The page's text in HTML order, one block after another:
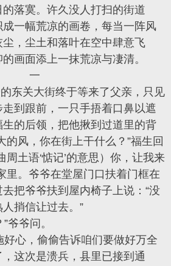
落寞。许久没人打扫的街道
一幅荒凉的画卷，每当一阵风
，尘土和落叶在空中肆意飞
画面添上一抹荒凉与凄清。
一
东关大街终于等来了父亲，只见
到跟前，一只手捂着口鼻以遮
的后领，把他揪到过道里的背
的风，你在街上干什么？”福生回
周土语‘惦记’的意思）你，让我来
里。爷爷在堂屋门口扶着门框在
把爷爷扶到屋内椅子上说：“没
捎信让过去。”
爷爷问。
好心，偷偷告诉咱们要做好万全
这次是溃兵，县里已接到通